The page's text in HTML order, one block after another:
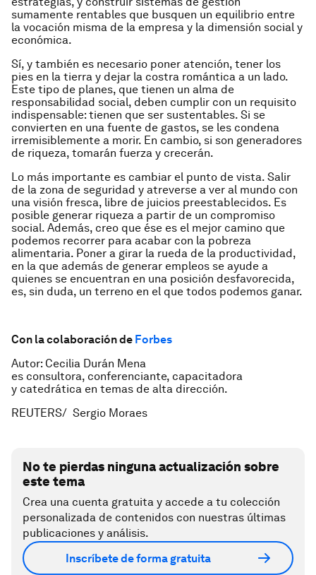
sumamente rentables que busquen un equilibrio entre
la vocación misma de la empresa y la dimensión social y
económica.
Sí, y también es necesario poner atención, tener los
pies en la tierra y dejar la costra romántica a un lado.
Este tipo de planes, que tienen un alma de
responsabilidad social, deben cumplir con un requisito
indispensable: tienen que ser sustentables. Si se
convierten en una fuente de gastos, se les condena
irremisiblemente a morir. En cambio, si son generadores
de riqueza, tomarán fuerza y crecerán.
Lo más importante es cambiar el punto de vista. Salir
de la zona de seguridad y atreverse a ver al mundo con
una visión fresca, libre de juicios preestablecidos. Es
posible generar riqueza a partir de un compromiso
social. Además, creo que ése es el mejor camino que
podemos recorrer para acabar con la pobreza
alimentaria. Poner a girar la rueda de la productividad,
en la que además de generar empleos se ayude a
quienes se encuentran en una posición desfavorecida,
es, sin duda, un terreno en el que todos podemos ganar.
Con la colaboración de Forbes
Autor: Cecilia Durán Mena
es consultora, conferenciante, capacitadora
y catedrática en temas de alta dirección.
REUTERS/ Sergio Moraes
No te pierdas ninguna actualización sobre
este tema
Crea una cuenta gratuita y accede a tu colección
personalizada de contenidos con nuestras últimas
publicaciones y análisis.
Inscríbete de forma gratuita